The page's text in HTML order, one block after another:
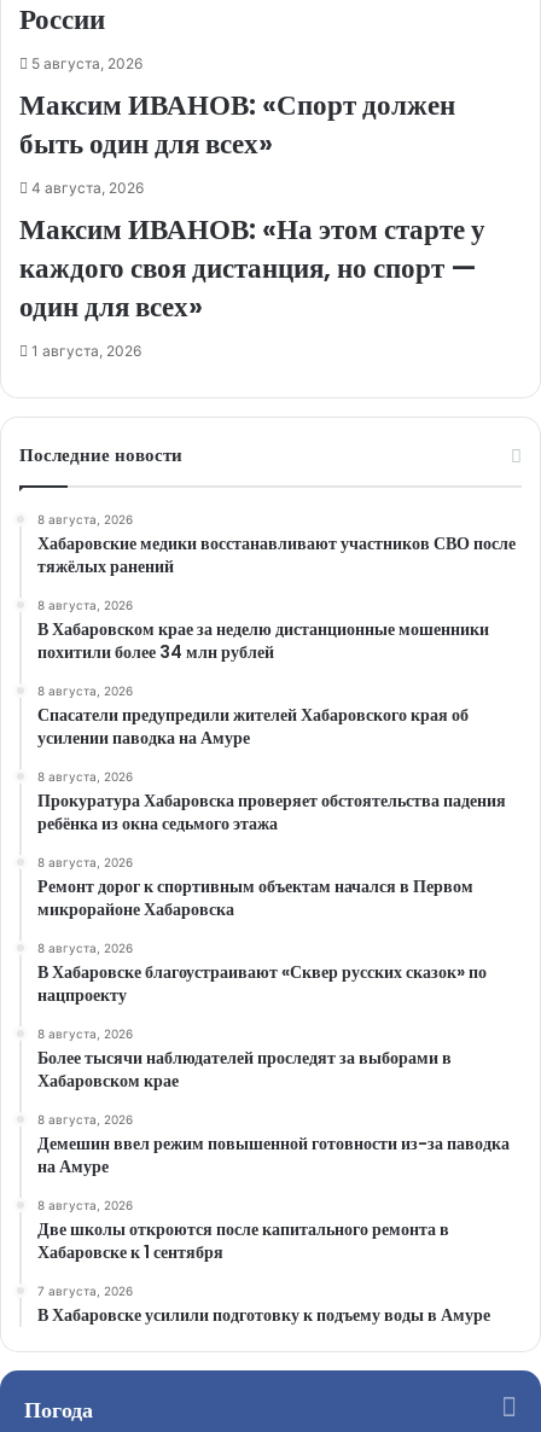
России
5 августа, 2026
Максим ИВАНОВ: «Спорт должен
быть один для всех»
4 августа, 2026
Максим ИВАНОВ: «На этом старте у
каждого своя дистанция, но спорт —
один для всех»
1 августа, 2026
Последние новости
8 августа, 2026
Хабаровские медики восстанавливают участников СВО после
тяжёлых ранений
8 августа, 2026
В Хабаровском крае за неделю дистанционные мошенники
похитили более 34 млн рублей
8 августа, 2026
Спасатели предупредили жителей Хабаровского края об
усилении паводка на Амуре
8 августа, 2026
Прокуратура Хабаровска проверяет обстоятельства падения
ребёнка из окна седьмого этажа
8 августа, 2026
Ремонт дорог к спортивным объектам начался в Первом
микрорайоне Хабаровска
8 августа, 2026
В Хабаровске благоустраивают «Сквер русских сказок» по
нацпроекту
8 августа, 2026
Более тысячи наблюдателей проследят за выборами в
Хабаровском крае
8 августа, 2026
Демешин ввел режим повышенной готовности из-за паводка
на Амуре
8 августа, 2026
Две школы откроются после капитального ремонта в
Хабаровске к 1 сентября
7 августа, 2026
В Хабаровске усилили подготовку к подъему воды в Амуре
Погода